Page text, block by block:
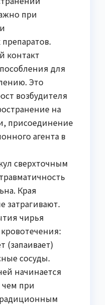
при
контакт
для
Это
возбудителя
на
присоединение
агента в
сверхточным
Края
затрагивают.
чирья
(запаивает)
сосуды.
начинается
при